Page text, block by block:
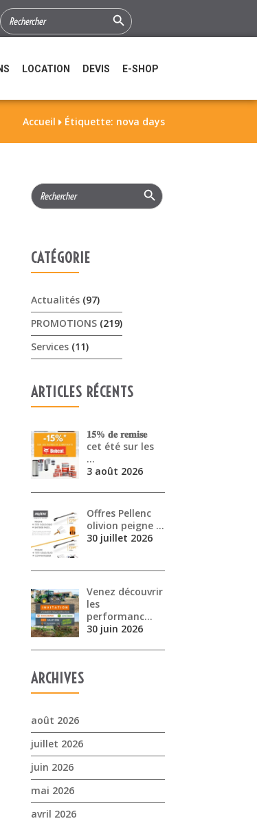
SEARCH
FOR:
Search Button
LOCATION DEVIS E-SHOP
Accueil  Étiquette: nova days
Search
for:
Search Button
CATÉGORIE
Actualités (97)
PROMOTIONS (219)
Services (11)
ARTICLES RÉCENTS
𝟏𝟓% 𝐝𝐞 𝐫𝐞𝐦𝐢𝐬𝐞
cet été sur les
…
3 août 2026
Offres Pellenc
olivion peigne …
30 juillet 2026
Venez découvrir
les
performanc…
30 juin 2026
ARCHIVES
août 2026
juillet 2026
juin 2026
mai 2026
avril 2026